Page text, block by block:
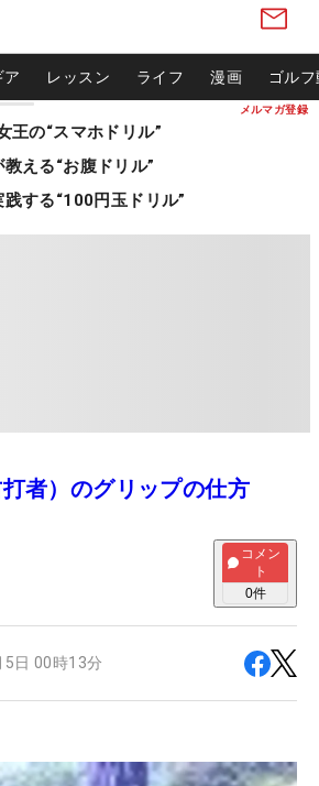
メルマガ登録
ア レッスン ライフ 漫画 ゴル
王の“スマホドリル”
える“お腹ドリル”
する“100円玉ドリル”
者）のグリップの仕方
コメン
ト
0件
5日 00時13分